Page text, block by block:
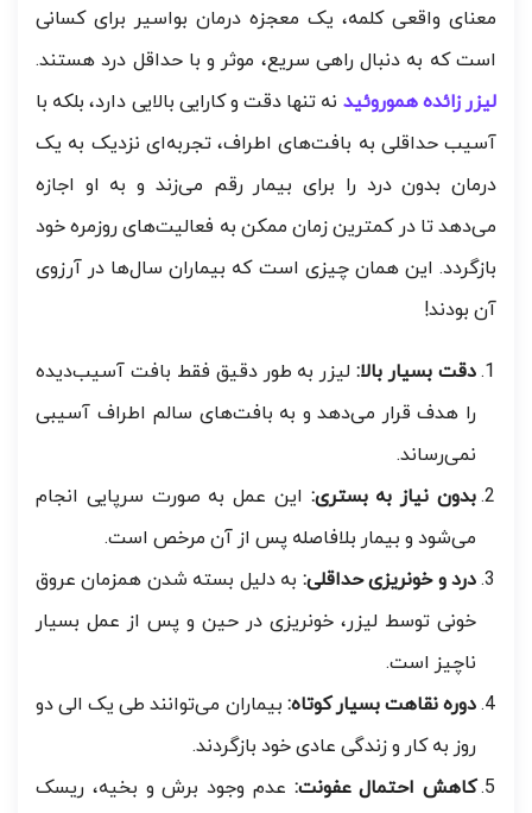
معنای واقعی کلمه، یک معجزه درمان بواسیر برای کسانی
است که به دنبال راهی سریع، موثر و با حداقل درد هستند.
لیزر زائده هموروئید نه تنها دقت و کارایی بالایی دارد، بلکه با
آسیب حداقلی به بافت‌های اطراف، تجربه‌ای نزدیک به یک
درمان بدون درد را برای بیمار رقم می‌زند و به او اجازه
می‌دهد تا در کمترین زمان ممکن به فعالیت‌های روزمره خود
بازگردد. این همان چیزی است که بیماران سال‌ها در آرزوی
آن بودند!
دقت بسیار بالا:لیزر به طور دقیق فقط بافت آسیب‌دیده
را هدف قرار می‌دهد و به بافت‌های سالم اطراف آسیبی
نمی‌رساند.
بدون نیاز به بستری: این عمل به صورت سرپایی انجام
می‌شود و بیمار بلافاصله پس از آن مرخص است.
درد و خونریزی حداقلی: به دلیل بسته شدن همزمان عروق
خونی توسط لیزر، خونریزی در حین و پس از عمل بسیار
ناچیز است.
دوره نقاهت بسیار کوتاه: بیماران می‌توانند طی یک الی دو
روز به کار و زندگی عادی خود بازگردند.
کاهش احتمال عفونت: عدم وجود برش و بخیه، ریسک